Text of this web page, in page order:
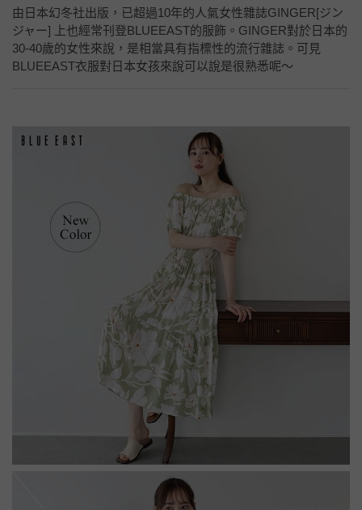
由日本幻冬社出版，已超過10年的人氣女性雜誌GINGER[ジン
ジャー] 上也經常刊登BLUEEAST的服飾。GINGER對於日本的
30-40歲的女性來說，是相當具有指標性的流行雜誌。可見
BLUEEAST衣服對日本女孩來說可以說是很熟悉呢～